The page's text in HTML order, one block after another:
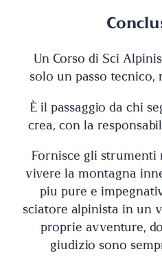
Un Corso di Sci
solo un passo tecnico,
È il passaggio da chi
crea, con la
Fornisce gli strumenti
vivere la montagna
più pure e
sciatore alpinista in un
proprie avventure,
giudizio sono